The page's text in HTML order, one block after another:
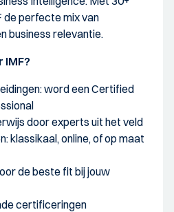
de perfecte mix van
business relevantie.
IMF?
word een Certified
door experts uit het veld
klassikaal, online, of op maat
de beste fit bij jouw
certificeringen